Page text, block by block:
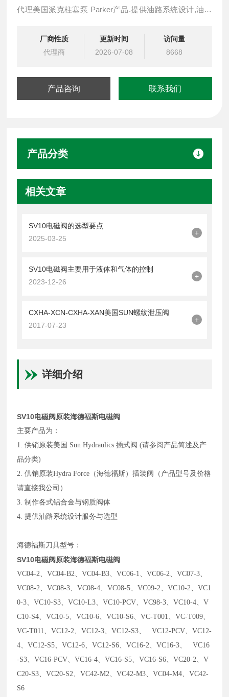
代理美国派克柱塞泵 Parker产品.提供油路系统设计,油路
厂商性质
代理商
更新时间
2026-07-08
访问量
8668
产品咨询 联系我们
产品分类
相关文章
SV10电磁阀的选型要点
2025-03-25
+
SV10电磁阀主要用于液体和气体的控制
2023-12-26
+
CXHA-XCN-CXHA-XAN美国SUN螺纹泄压阀
2017-07-23
+
详细介绍
SV10电磁阀原装海德福斯电磁阀
主要产品为：
1.
供销原装美国 Sun Hydraulics 插式阀 (请参阅产品简述及产
品分类)
2.供销原装Hydra Force（海德福斯）插装阀（产品型号及价格
请直接我公司）
3. 制作各式铝合金与钢质阀体
4.提供油路系统设计服务与选型
海德福斯刀具型号：
SV10电磁阀原装海德福斯电磁阀
VC04-2、VC04-B2、VC04-B3、VC06-1、VC06-2、VC07-3、
VC08-2、VC08-3、VC08-4、VC08-5、VC09-2、VC10-2、VC1
0-3、VC10-S3、VC10-L3、VC10-PCV、VC98-3、VC10-4、V
C10-S4、VC10-5、VC10-6、VC10-S6、VC-T001、VC-T009、
VC-T011、VC12-2、VC12-3、VC12-S3、 VC12-PCV、VC12-
4、VC12-S5、VC12-6、VC12-S6、VC16-2、VC16-3、 VC16
-S3、VC16-PCV、VC16-4、VC16-S5、VC16-S6、VC20-2、V
C20-S3、VC20-S2、VC42-M2、VC42-M3、VC04-M4、VC42-
S6